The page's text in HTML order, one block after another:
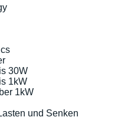
30W
1kW
1kW
und Senken